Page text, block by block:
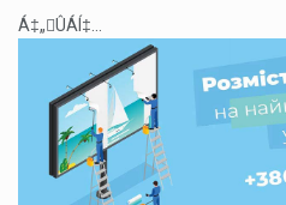
Á‡„ÛÁÍ‡...